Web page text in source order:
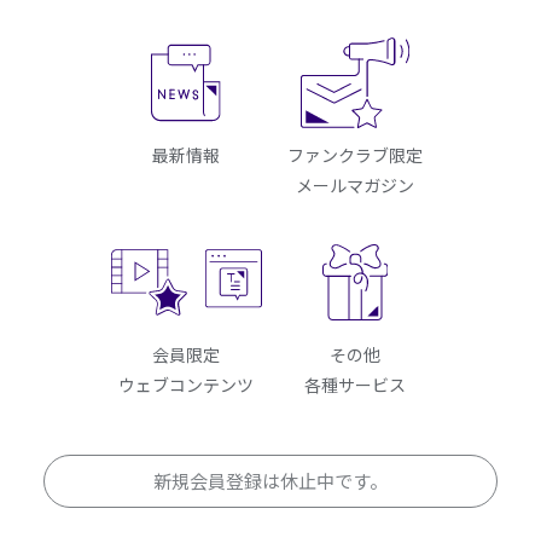
最新情報
ファンクラブ限定
メールマガジン
会員限定
ウェブコンテンツ
その他
各種サービス
新規会員登録は休止中です。